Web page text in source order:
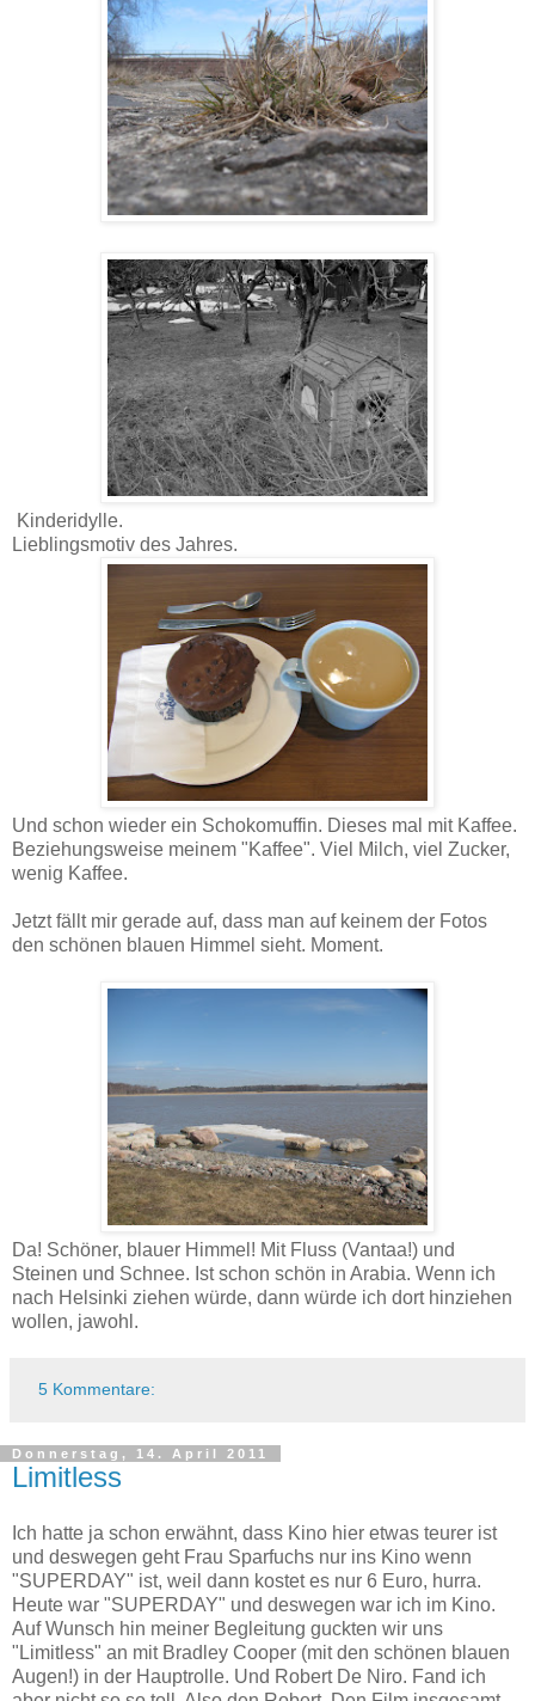
Kinderidylle.
Lieblingsmotiv des Jahres.
Und schon wieder ein Schokomuffin. Dieses mal mit Kaffee.
Beziehungsweise meinem "Kaffee". Viel Milch, viel Zucker,
wenig Kaffee.
Jetzt fällt mir gerade auf, dass man auf keinem der Fotos
den schönen blauen Himmel sieht. Moment.
Da! Schöner, blauer Himmel! Mit Fluss (Vantaa!) und
Steinen und Schnee. Ist schon schön in Arabia. Wenn ich
nach Helsinki ziehen würde, dann würde ich dort hinziehen
wollen, jawohl.
5 Kommentare:
Donnerstag, 14. April 2011
Limitless
Ich hatte ja schon erwähnt, dass Kino hier etwas teurer ist
und deswegen geht Frau Sparfuchs nur ins Kino wenn
"SUPERDAY" ist, weil dann kostet es nur 6 Euro, hurra.
Heute war "SUPERDAY" und deswegen war ich im Kino.
Auf Wunsch hin meiner Begleitung guckten wir uns
"Limitless" an mit Bradley Cooper (mit den schönen blauen
Augen!) in der Hauptrolle. Und Robert De Niro. Fand ich